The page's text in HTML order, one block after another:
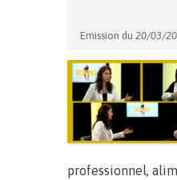
Emission du 20/03/
professionnel,